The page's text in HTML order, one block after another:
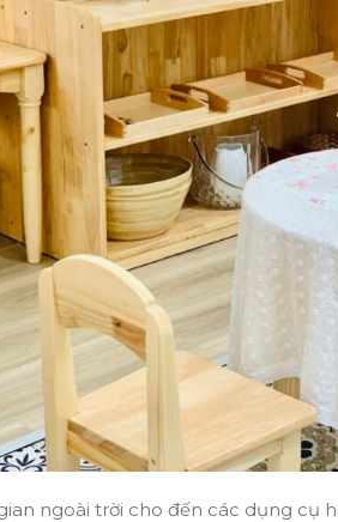
ngoài trời cho đến các dụng cụ